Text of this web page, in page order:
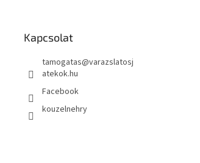
Kapcsolat
tamogatas@varazslatosj
atekok.hu
Facebook
kouzelnehry